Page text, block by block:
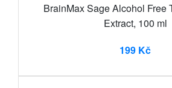
BrainMax Sage Alcohol Free
Extract, 100 ml
199 Kč